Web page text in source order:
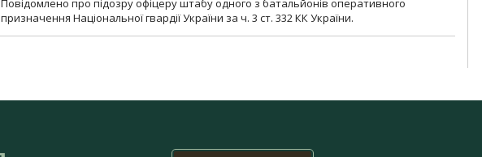
Повідомлено про підозру офіцеру штабу одного з батальйонів оперативного
призначення Національної гвардії України за ч. 3 ст. 332 КК України.